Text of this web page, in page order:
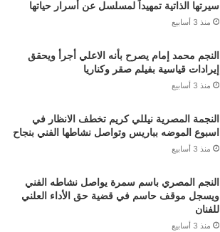
سيرتها الذاتية تمهيداً لمسلسل عن أسرار حياتها
منذ 3 أسابيع
النجم محمد إمام يصرح بأنه الاعلي أجرأ ويحقق
إيرادات قياسية بفيلم صقر وكناريا
منذ 3 أسابيع
النجمة المصرية نيللي كريم تخطف الانظار في
اسبوع الموضه بباريس وتواصل نشاطها الفني بنجاح
منذ 3 أسابيع
النجم المصري باسم سمرة يواصل نشاطه الفني
ويسجل موقف حاسم في قضية حق الأداء العلني
للفنان
منذ 3 أسابيع